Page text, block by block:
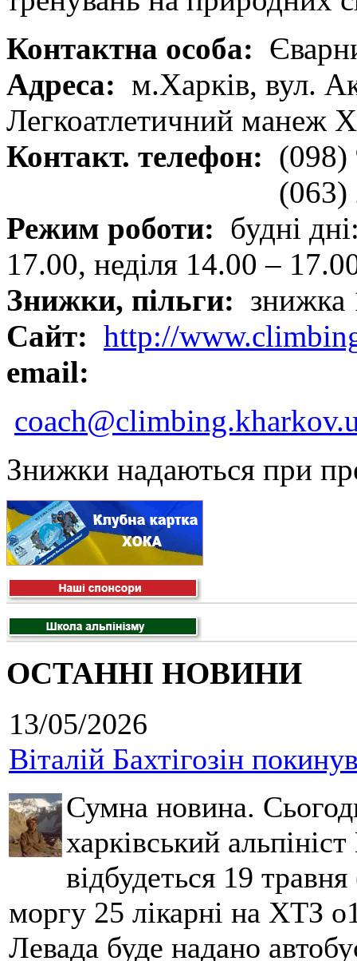
Контактна особа:
Адреса: м.Харків, вул.
Легкоатлетичний манеж
Контакт. телефон: (098)
(063)
Режим роботи: будні
17.00, неділя 14.00 –
Знижки, пільги: знижка
Сайт: http://
email:
Знижки надаються при
ОСТАННІ НОВИНИ
13/05/2026
Віталій Бахтігозін
Сумна новина.
харківський
відбудеться 19
моргу 25 лікарні на ХТЗ
Левада буде надано